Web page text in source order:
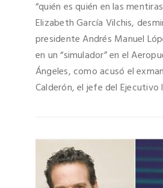
“quién es quién en las
Elizabeth García Vilchis,
presidente Andrés Manuel
en un “simulador” en el
Ángeles, como acusó el
Calderón, el jefe del